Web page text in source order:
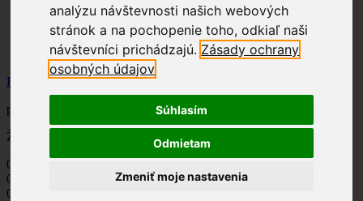
analýzu návštevnosti našich webových
stránok a na pochopenie toho, odkiaľ naši
návštevníci prichádzajú. Zásady ochrany
osobných údajov
Súhlasím
Odmietam
Zmeniť moje nastavenia
Položiek 0 ks ks 0
Spolu
Objednať
Účet
Košík
produkt
Žiadne produkty
0,00 €
0,00 €
0,00 €